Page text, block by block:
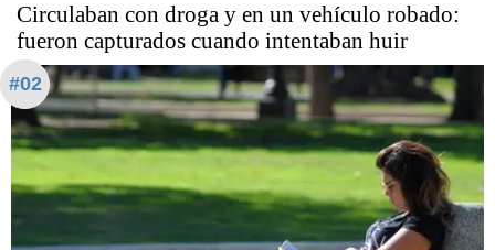
Circulaban con droga y en un vehículo robado:
fueron capturados cuando intentaban huir
#02